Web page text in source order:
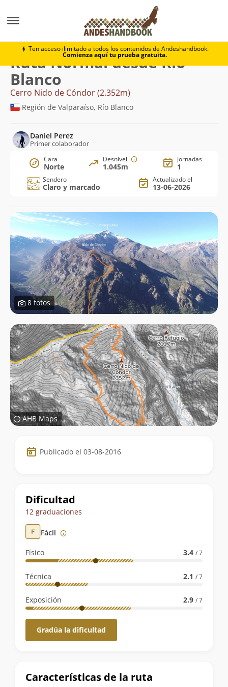
Ten acceso ilimitado a todos los contenidos de Andeshandbook.
Comienza aquí tu prueba gratuita.
Cerro Nido de Cóndor
Ruta Normal desde Río
Blanco
Cerro Nido de Cóndor (2.352m)
Región de Valparaíso, Río Blanco
Daniel Perez
Primer colaborador
Cara
Norte
Desnivel
1.045m
Jornadas
1
Sendero
Claro y marcado
Actualizado el
13-06-2026
8 fotos
AHB Maps
Datos
de
ruta
Publicado el 03-08-2016
Dificultad
12 graduaciones
Fácil
Físico 3.4 / 7
Técnica 2.1 / 7
Exposición 2.9 / 7
Gradúa la dificultad
Características de la ruta